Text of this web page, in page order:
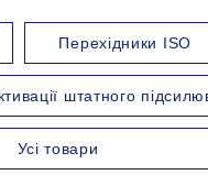
Перехідники ISO
штатного
Усі товари